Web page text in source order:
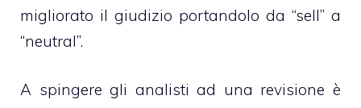
migliorato il giudizio portandolo da “sell” a
“neutral”.
A spingere gli analisti ad una revisione è